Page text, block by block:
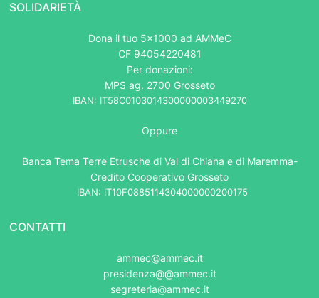
SOLIDARIETÀ
Dona il tuo 5x1000 ad AMMeC
CF 94054220481
Per donazioni:
MPS ag. 2700 Grosseto
IBAN: IT58C0103014300000003449270
Oppure
Banca Tema Terre Etrusche di Val di Chiana e di Maremma-
Credito Cooperativo Grosseto
IBAN: IT10F0885114304000000200175
CONTATTI
ammec@ammec.it
presidenza@@ammec.it
segreteria@ammec.it